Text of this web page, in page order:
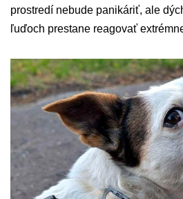
prostredí nebude panikáriť, ale
ľuďoch prestane reagovať